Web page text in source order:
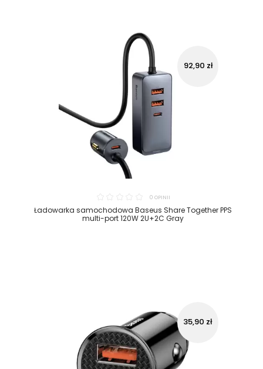
0 OPINII
Ładowarka samochodowa Baseus Share Together PPS
multi-port 120W 2U+2C Gray
92,90 zł
35,90 zł